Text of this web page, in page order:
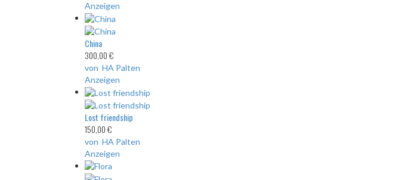
Anzeigen
China
300,00 €
von HA Palten
Anzeigen
Lost friendship
150,00 €
von HA Palten
Anzeigen